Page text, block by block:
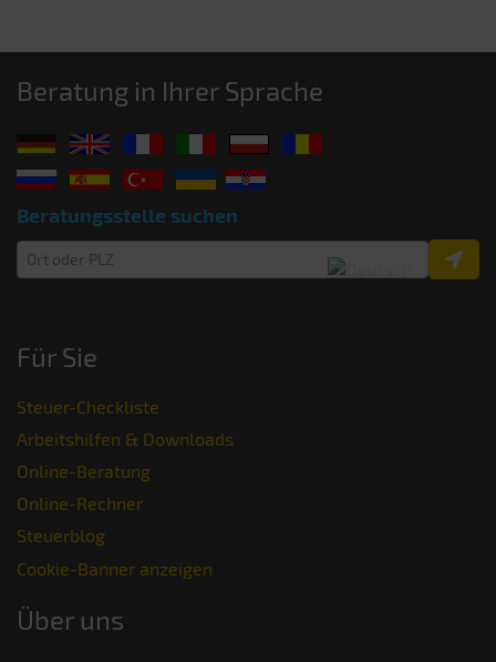
Beratung in Ihrer Sprache
Beratungsstelle suchen
Für Sie
Steuer-Checkliste
Arbeitshilfen & Downloads
Online-Beratung
Online-Rechner
Steuerblog
Cookie-Banner anzeigen
Über uns